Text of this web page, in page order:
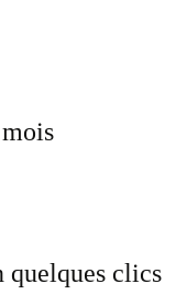
quelques clics